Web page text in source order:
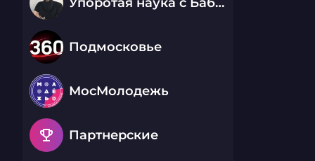
Подмосковье
МосМолодежь
emoji_events Партнерские